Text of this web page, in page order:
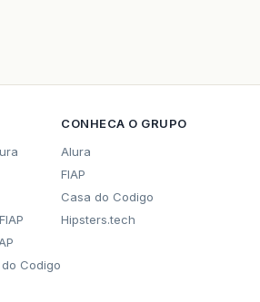
Codigo
CONHECA O GRUPO
Alura
FIAP
Casa do Codigo
Hipsters.tech